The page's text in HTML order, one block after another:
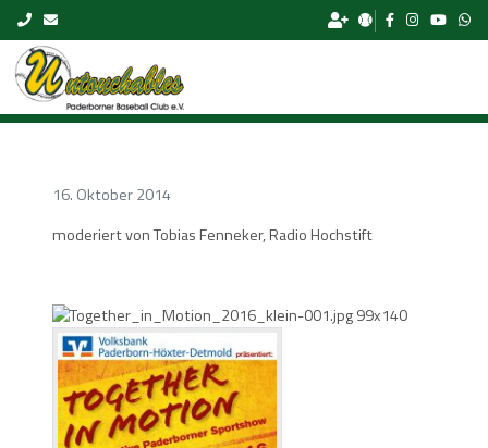
Skip to content
16. Oktober 2014
moderiert von Tobias Fenneker, Radio Hochstift